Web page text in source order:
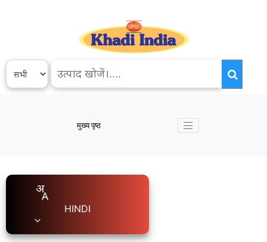
मुख्य पृष्ठ
HINDI